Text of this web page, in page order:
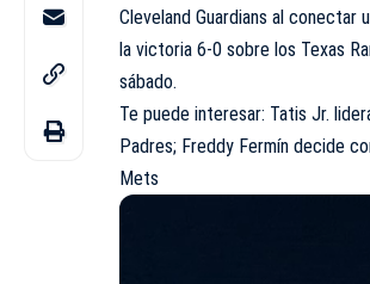
Cleveland Guardians al conectar
la victoria 6-0 sobre los Texas
sábado.
Te puede interesar: Tatis Jr.
Padres; Freddy Fermín decide
Mets